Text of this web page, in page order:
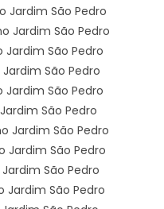
Jardim São Pedro
Jardim São Pedro
São Pedro
São Pedro
São Pedro
São Pedro
Jardim São Pedro
Jardim São Pedro
São Pedro
Jardim São Pedro